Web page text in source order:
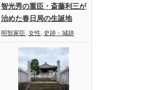
智光秀の重臣・斎藤利三が
治めた春日局の生誕地
明智家臣, 女性, 史跡・城跡